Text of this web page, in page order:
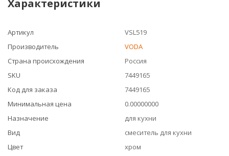
Характеристики
Артикул
VSL519
Производитель
VODA
Страна происхождения
Россия
SKU
7449165
Код для заказа
7449165
Минимальная цена
0.00000000
Назначение
для кухни
Вид
смеситель для кухни
Цвет
хром